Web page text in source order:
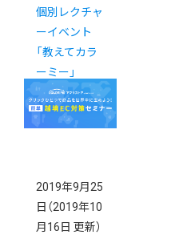
個別レクチャ
ーイベント
「教えてカラ
ーミー」
2019年9月25
日 （2019年10
月16日 更新）